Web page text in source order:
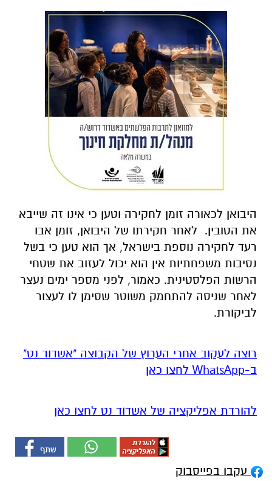
היבואן לכאורה זומן לחקירה וטען כי אינו זה שייבא
את הטובין. לאחר חקירתו של היבואן, זומן אבו
רעד לחקירה נוספת בישראל, אך הוא טען כי בשל
נסיבות משפחתיות אין הוא יכול לעזוב את שטחי
הרשות הפלסטינית. כאמור, לפני מספר ימים נעצר
לאחר שניסה להתחמק משוטר שסימן לו לעצור
לביקורת.
רוצה לעקוב אחרי הערוץ של הקבוצה "אשדוד נט"
ב-WhatsApp לחצו כאן
להורדת אפליקציה של אשדוד נט לחצו כאן
עקבו בפייסבוק